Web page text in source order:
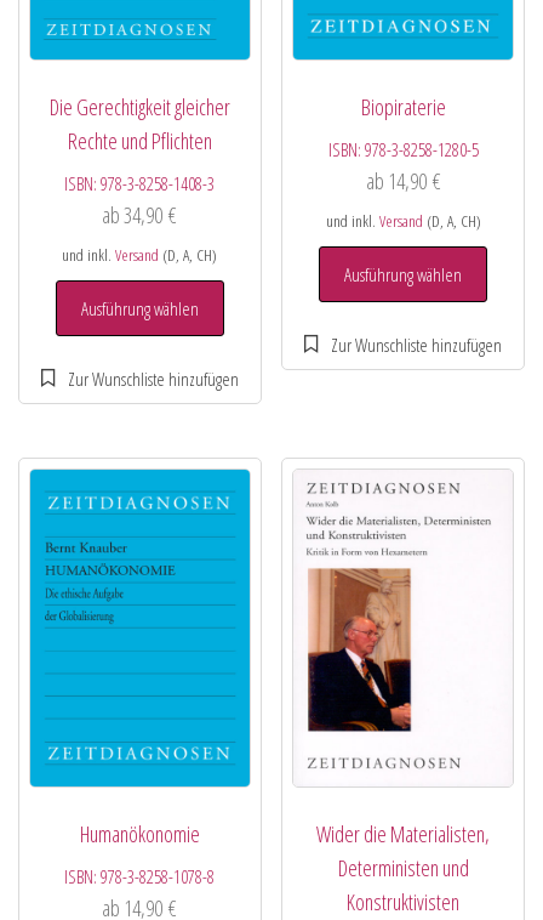
Die Gerechtigkeit gleicher
Rechte und Pflichten
ISBN:978-3-8258-1408-3
ab34,90€
und inkl.Versand (D, A, CH)
Ausführung wählen
Biopiraterie
ISBN: 978-3-8258-1280-5
ab 14,90 €
und inkl. Versand (D, A, CH)
Ausführung wählen
Humanökonomie
ISBN:978-3-8258-1078-8
ab 14,90€
Wider die Materialisten,
Deterministen und
Konstruktivisten